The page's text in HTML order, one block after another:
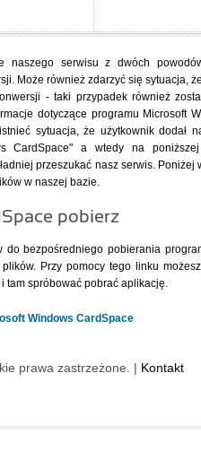
naszego serwisu z dwóch
Może również zdarzyć się sytuacja,
- taki przypadek również
dotyczące programu Microsoft
sytuacja, że użytkownik dodał
CardSpace" a wtedy na
przeszukać nasz serwis.
w naszej bazie.
pobierz
bezpośredniego pobierania
Przy pomocy tego linku
tam spróbować pobrać aplikację.
Windows CardSpace
prawa zastrzeżone. | Kontakt